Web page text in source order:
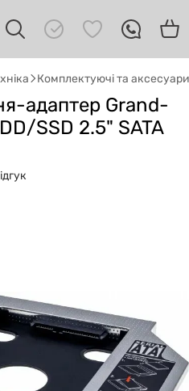
Комплектуючі та аксесуари
адаптер Grand-
SSD 2.5" SATA
допоможу